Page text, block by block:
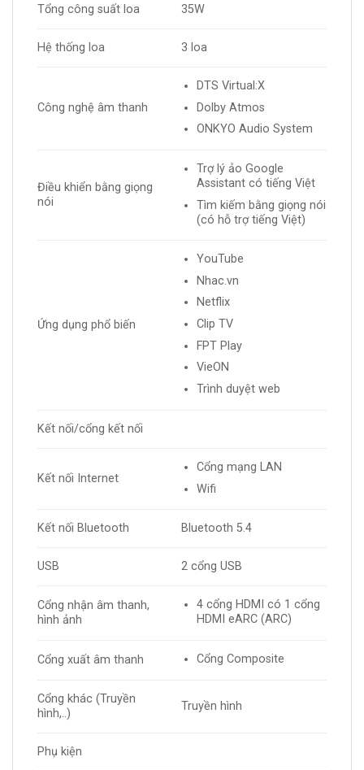
Tổng công suất loa 35W
Hệ thống loa 3 loa
Công nghệ âm thanh
DTS Virtual:X
Dolby Atmos
ONKYO Audio System
Điều khiển bằng giọng
nói
Trợ lý ảo Google
Assistant có tiếng Việt
Tìm kiếm bằng giọng nói
(có hỗ trợ tiếng Việt)
Ứng dụng phổ biến
YouTube
Nhac.vn
Netflix
Clip TV
FPT Play
VieON
Trình duyệt web
Kết nối/cổng kết nối
Kết nối Internet
Cổng mạng LAN
Wifi
Kết nối Bluetooth Bluetooth 5.4
USB 2 cổng USB
Cổng nhận âm thanh,
hình ảnh
4 cổng HDMI có 1 cổng
HDMI eARC (ARC)
Cổng xuất âm thanh Cổng Composite
Cổng khác (Truyền
hình,..)
Truyền hình
Phụ kiện